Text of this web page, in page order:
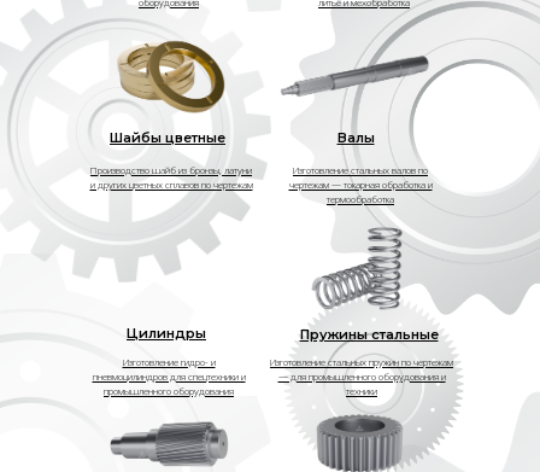
Шайбы цветные Валы
Производство шайб из бронзы, латуни
и других цветных сплавов по чертежам
Изготовление стальных валов по
чертежам — токарная обработка и
термообработка
Цилиндры Пружины стальные
Изготовление гидро- и
пневмоцилиндров для спецтехники и
промышленного оборудования
Изготовление стальных пружин по чертежам
— для промышленного оборудования и
техники